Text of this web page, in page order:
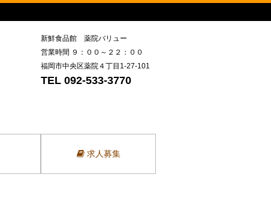
新鮮食品館 薬院バリュー
営業時間 ９：００～２２：００
福岡市中央区薬院４丁目1-27-101
TEL 092-533-3770
求人募集